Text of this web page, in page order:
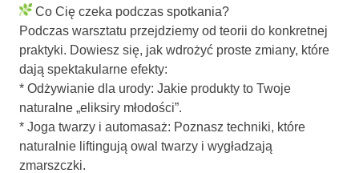
Co Cię czeka podczas spotkania?
Podczas warsztatu przejdziemy od teorii do konkretnej
praktyki. Dowiesz się, jak wdrożyć proste zmiany, które
dają spektakularne efekty:
* Odżywianie dla urody: Jakie produkty to Twoje
naturalne „eliksiry młodości”.
* Joga twarzy i automasaż: Poznasz techniki, które
naturalnie liftingują owal twarzy i wygładzają
zmarszczki.